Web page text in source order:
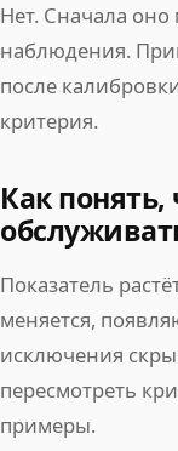
Нет. Сначала
наблюдения.
после
критерия.
Как
Показатель
меняется,
исключения
пересмотреть
примеры.